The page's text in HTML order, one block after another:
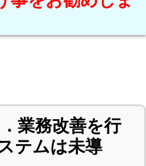
業務改善を行
テムは未導